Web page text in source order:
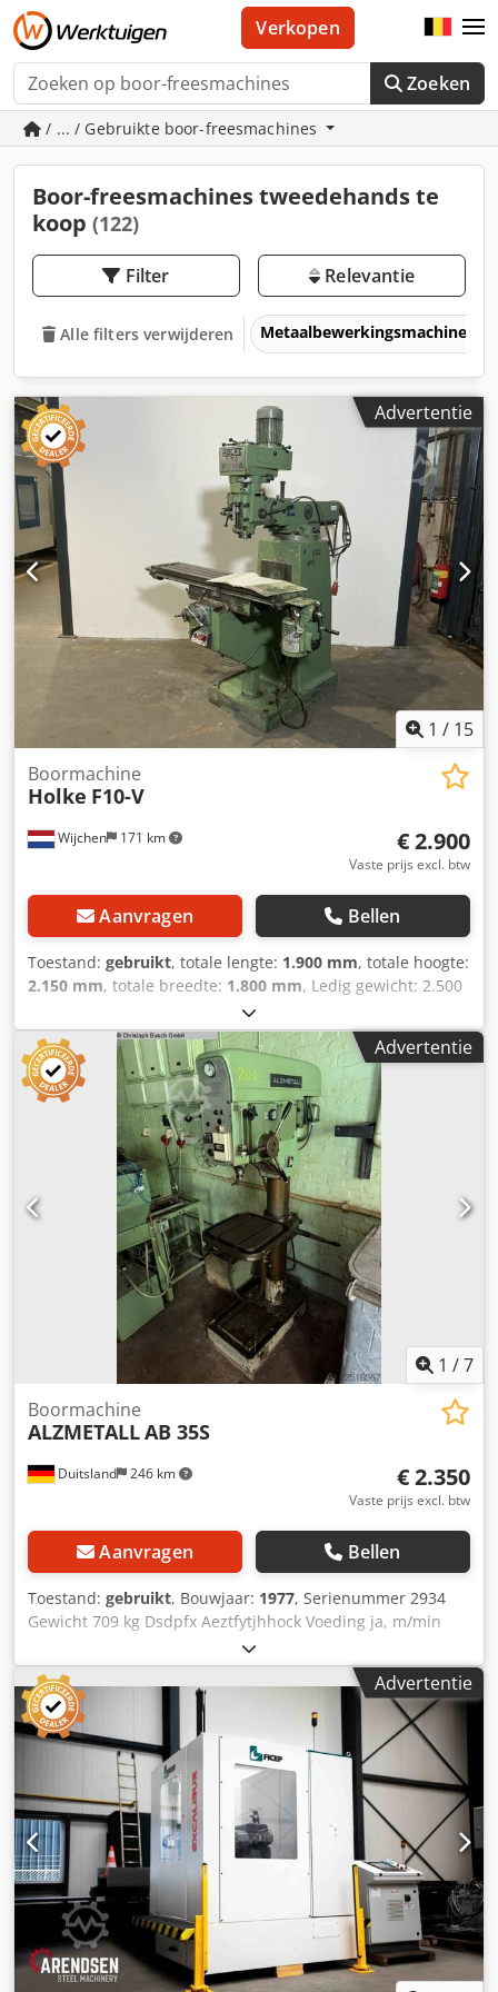
Zoeken
Verkopen
/ ... / Gebruikte boor-freesmachines
Boor-freesmachines tweedehands te
koop (122)
Filter Relevantie
Alle filters verwijderen Metaalbewerkingsmachines
Advertentie
1 / 15
Wijchen 171 km
Boormachine
Holke F10-V
€ 2.900
Vaste prijs excl. btw
Aanvragen Bellen
Toestand: gebruikt, totale lengte: 1.900 mm, totale hoogte:
2.150 mm, totale breedte: 1.800 mm, Ledig gewicht: 2.500
kg - Documentatie aanwezig: Ja - CE certificaat aanwezig:
Nee - Transportafmetingen: 1900mm x 1800mm x 2150mm
(l x b x h) - Transportgewicht [kg]: 2500kg Dcedpozrxfmjfx
Ahhsk Financiële informatie BTW: De getoonde prijs is
exclusief BTW BTW/marge: BTW verrekenbaar voor
ondernemers Levering en inruil altijd mogelijk van alles in
de industriële sectoren Lukas van Rossum
Advertentie
1 /7
Duitsland 246 km
Boormachine
ALZMETALLAB 35S
€ 2.350
Vaste prijs excl. btw
Aanvragen Bellen
Toestand: gebruikt, Bouwjaar: 1977, Serienummer 2934
Gewicht 709 kg Dsdpfx Aeztfytjhhock Voeding ja, m/min
Advertentie